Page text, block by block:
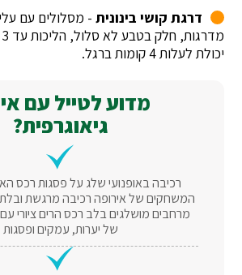
דרגת קושי בינונית - מסלולים עם
יכולת לעלות 4 קומות ברגל.
מדוע לטייל עם
גיאוגרפית?
רכיבה באופנועי שלג על פסגות רכס
המשחקים של אירופה רכיבה מרגשת
מרחבים מושלגים בלב רכס הרים ציורי
של יערות, עמקים ופסגות